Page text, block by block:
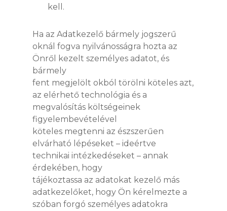
kell.
Ha az Adatkezelő bármely jogszerű
oknál fogva nyilvánosságra hozta az
Önről kezelt személyes adatot, és
bármely
fent megjelölt okból törölni köteles azt,
az elérhető technológia és a
megvalósítás költségeinek
figyelembevételével
köteles megtenni az észszerűen
elvárható lépéseket – ideértve
technikai intézkedéseket – annak
érdekében, hogy
tájékoztassa az adatokat kezelő más
adatkezelőket, hogy Ön kérelmezte a
szóban forgó személyes adatokra